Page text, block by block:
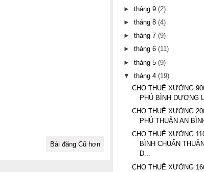
►tháng 9(2)
►tháng 8(4)
►tháng 7(9)
►tháng 6(11)
►tháng 5(9)
▼
tháng 4(19)
CHO THUÊ XƯỞNG
PHÚ BÌNH DƯƠNG
CHO THUÊ XƯỞNG
PHÚ THUẬN AN
CHO THUÊ XƯỞNG
BÌNH CHUẨN
D...
CHO THUÊ XƯỞNG
Bài đăng Cũ hơn